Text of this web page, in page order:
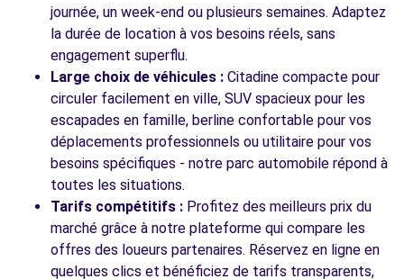
journée, un week-end ou plusieurs semaines. Adaptez
la durée de location à vos besoins réels, sans
engagement superflu.
Large choix de véhicules : Citadine compacte pour
circuler facilement en ville, SUV spacieux pour les
escapades en famille, berline confortable pour vos
déplacements professionnels ou utilitaire pour vos
besoins spécifiques - notre parc automobile répond à
toutes les situations.
Tarifs compétitifs : Profitez des meilleurs prix du
marché grâce à notre plateforme qui compare les
offres des loueurs partenaires. Réservez en ligne en
quelques clics et bénéficiez de tarifs transparents,